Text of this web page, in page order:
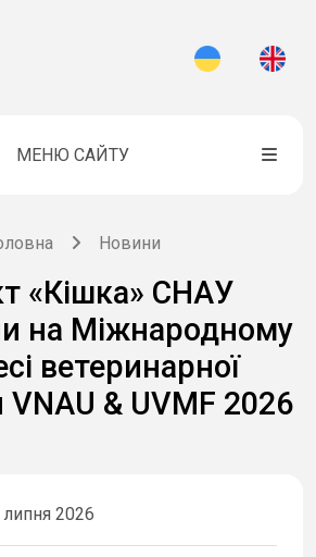
МЕНЮ САЙТУ
Новини
«Кішка» СНАУ
на Міжнародному
ветеринарної
& UVMF 2026
2026